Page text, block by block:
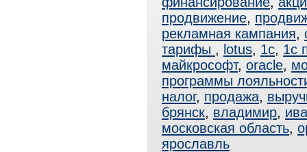
продвижение,
рекламная кампания,
тарифы , lotus, 1с, 1с
майкрософт, oracle,
программы
налог, продажа,
брянск, владимир,
московская область,
ярославль